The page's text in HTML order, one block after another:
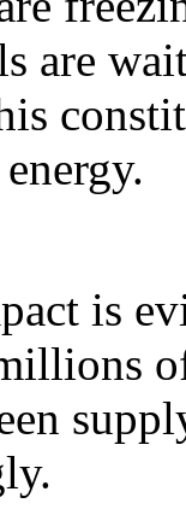
are
is